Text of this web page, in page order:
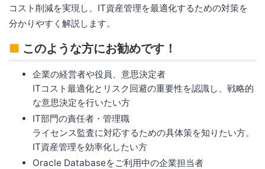
コスト削減を実現し、IT資産管理を最適化するための対策を
分かりやすく解説します。
■ このような方にお勧めです！
企業の経営者や役員、意思決定者
ITコスト最適化とリスク回避の重要性を認識し、戦略的
な意思決定を行いたい方
IT部門の責任者・管理職
ライセンス監査に対応するための具体策を知りたい方。
IT資産管理を効率化したい方
Oracle Databaseをご利用中の企業担当者